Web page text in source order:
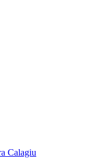
Calagiu